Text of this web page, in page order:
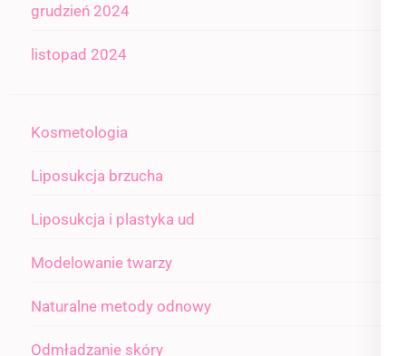
grudzień 2024
listopad 2024
Kosmetologia
Liposukcja brzucha
Liposukcja i plastyka ud
Modelowanie twarzy
Naturalne metody odnowy
Odmładzanie skóry